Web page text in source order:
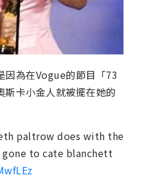
因為在Vogue的節目「73
斯卡小金人就被擺在她的
paltrow does with the
to cate blanchett